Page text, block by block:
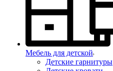
Мебель для детской
Детские гарнитуры